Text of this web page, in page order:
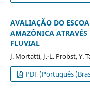
AVALIAÇÃO DO
AMAZÔNICA ATRAVÉS
FLUVIAL
J. Mortatti, J.-L. Probst, Y.
PDF (Português